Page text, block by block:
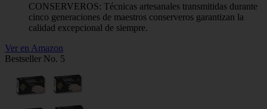
CONSERVEROS: Técnicas artesanales transmitidas durante
cinco generaciones de maestros conserveros garantizan la
calidad excepcional de siempre.
Ver en Amazon
Bestseller No. 5